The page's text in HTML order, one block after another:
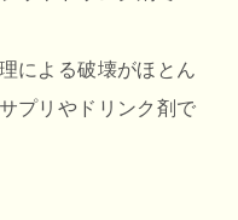
による破壊がほとん
プリやドリンク剤で